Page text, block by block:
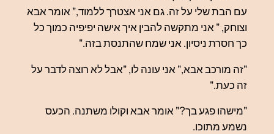
עם הבת שלי על זה. גם אני אצטרך ללמוד," אומר אבא
וצוחק, " אני מתקשה להבין איך אישה יפיפיה כמוך כל
כך חסרת ניסיון. אני שמח שהתנסת בזה."
"זה מורכב אבא," אני עונה לו, "אבל לא רוצה לדבר על
זה כעת."
"מישהו פגע בך?" אומר אבא וקולו משתנה. הכעס
נשמע מתוכו.